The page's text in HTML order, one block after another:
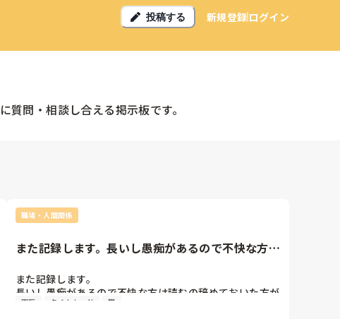
投稿する 新規登録ログイン
質問・相談し合える掲示板です。
職場・人間関係
また記録します。長いし愚痴があるので不快な方は
また記録します。
長いし愚痴があるので不快な方は読むの辞めておいた方が
園医 タイムカード 鬱